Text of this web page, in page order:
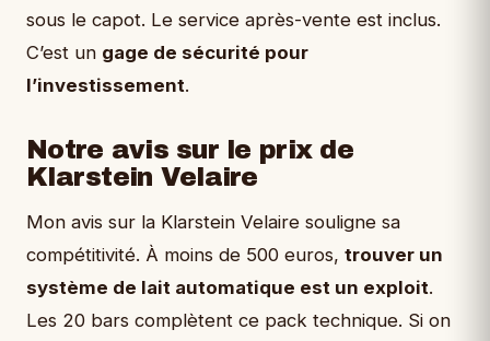
sous le capot. Le service après-vente est inclus.
C’est un gage de sécurité pour
l’investissement.
Notre avis sur le prix de
Klarstein Velaire
Mon avis sur la Klarstein Velaire souligne sa
compétitivité. À moins de 500 euros, trouver un
système de lait automatique est un exploit.
Les 20 bars complètent ce pack technique. Si on